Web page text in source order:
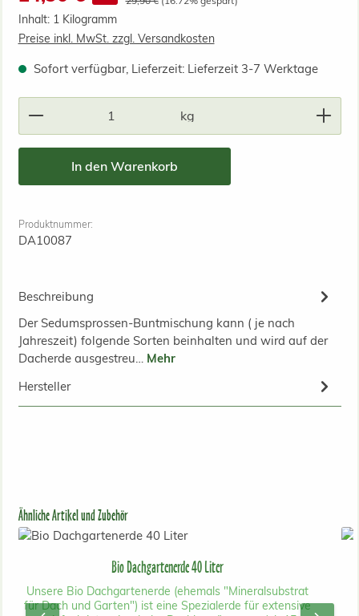
Inhalt: 1 Kilogramm
Preise inkl. MwSt. zzgl. Versandkosten
Sofort verfügbar, Lieferzeit: Lieferzeit 3-7 Werktage
Produkt Anzahl: Gib den gewünschten Wert ein
kg
In den Warenkorb
Produktnummer:
DA10087
Beschreibung
Der Sedumsprossen-Buntmischung kann ( je nach
Jahreszeit) folgende Sorten beinhalten und wird auf der
Dacherde ausgestreu… Mehr
Hersteller
Produktgalerie überspringen
Ähnliche Artikel und Zubehör
Bio Dachgartenerde 40 Liter
Unsere Bio Dachgartenerde (ehemals "Mineralsubstrat
für Dach und Garten") ist eine Spezialerde für extensive